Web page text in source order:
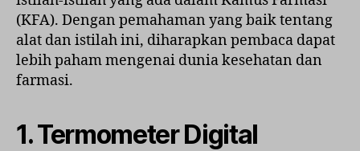
(KFA). Dengan pemahaman yang baik tentang
alat dan istilah ini, diharapkan pembaca dapat
lebih paham mengenai dunia kesehatan dan
farmasi.
1.Termometer Digital